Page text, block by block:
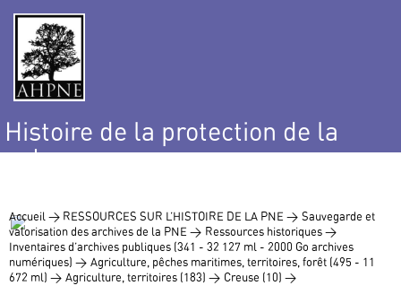
Histoire de la protection de la
nature
Accueil > RESSOURCES SUR L’HISTOIRE DE LA PNE > Sauvegarde et
valorisation des archives de la PNE > Ressources historiques >
Inventaires d’archives publiques (341 - 32 127 ml - 2000 Go archives
numériques) > Agriculture, pêches maritimes, territoires, forêt (495 - 11
672 ml) > Agriculture, territoires (183) > Creuse (10) >